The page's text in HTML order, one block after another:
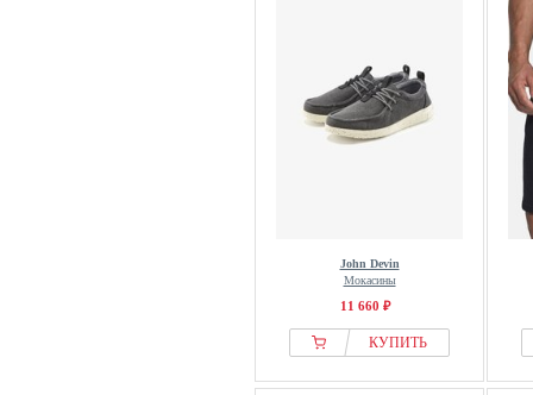
John Devin
Мокасины
11 660 ₽
КУПИТЬ